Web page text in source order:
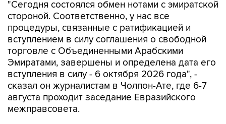
"Сегодня состоялся обмен нотами с эмиратской
стороной. Соответственно, у нас все
процедуры, связанные с ратификацией и
вступлением в силу соглашения о свободной
торговле с Объединенными Арабскими
Эмиратами, завершены и определена дата его
вступления в силу - 6 октября 2026 года", -
сказал он журналистам в Чолпон-Ате, где 6-7
августа проходит заседание Евразийского
межправсовета.